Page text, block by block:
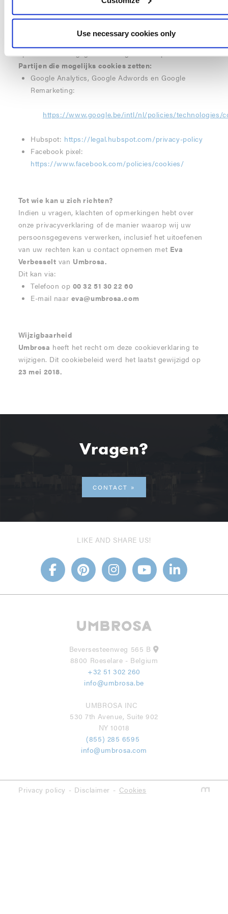
Use necessary cookies only
Daarnaast zijn er ook derde partijen met een andere
domeinnaam die via de website vanUmbrosacookies
plaatsen. Voorbeelden hiervan zijn Google en Facebook.
Ze houden het surfgedrag van gebruikers bij en maken
Partijen die mogelijks cookies zetten:
Google Analytics, Google Adwords en Google
Remarketing:
https://www.google.be/intl/nl/policies/technologies/
Hubspot: https://legal.hubspot.com/privacy-policy
Facebook pixel:
https://www.facebook.com/policies/cookies/
Tot wie kan u zich richten?
Indien u vragen, klachten of opmerkingen hebt over
onze privacyverklaring of de manier waarop wij uw
persoonsgegevens verwerken, inclusief het uitoefenen
van uw rechten kan u contact opnemen met Eva
Verbesselt van Umbrosa.
Dit kan via:
Telefoon op 00 32 51 30 22 60
E-mail naar eva@umbrosa.com
Wijzigbaarheid
Umbrosa heeft het recht om deze cookieverklaring te
wijzigen. Dit cookiebeleid werd het laatst gewijzigd op
23 mei 2018.
Vragen?
CONTACT
LIKE AND SHARE US!
Beversesteenweg 565 B
8800 Roeselare - Belgium
+32 51 302 260
info@umbrosa.be
UMBROSA INC
530 7th Avenue, Suite 902
NY 10018
(855) 285 6595
info@umbrosa.com
Privacy policy Disclaimer Cookies